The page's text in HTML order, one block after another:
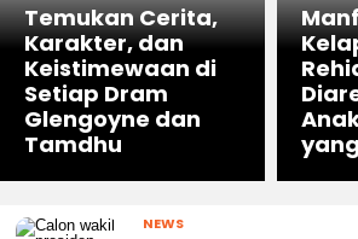
Temukan Cerita,
Karakter, dan
Keistimewaan di
Setiap Dram
Glengoyne dan
Tamdhu
NEWS